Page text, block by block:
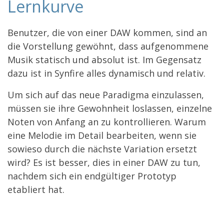
Lernkurve
Benutzer, die von einer DAW kommen, sind an
die Vorstellung gewöhnt, dass aufgenommene
Musik statisch und absolut ist. Im Gegensatz
dazu ist in Synfire alles dynamisch und relativ.
Um sich auf das neue Paradigma einzulassen,
müssen sie ihre Gewohnheit loslassen, einzelne
Noten von Anfang an zu kontrollieren. Warum
eine Melodie im Detail bearbeiten, wenn sie
sowieso durch die nächste Variation ersetzt
wird? Es ist besser, dies in einer DAW zu tun,
nachdem sich ein endgültiger Prototyp
etabliert hat.